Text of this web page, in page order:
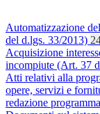
Automatizzazione
del d.lgs. 33/2013)
Acquisizione
incompiute (Art. 37
Atti relativi alla
opere, servizi e
redazione